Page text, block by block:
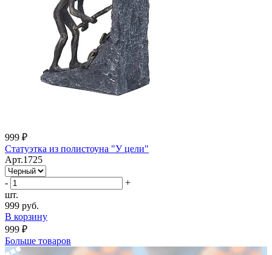
999 ₽
Статуэтка из полистоуна "У цели"
Арт.1725
-
+
шт.
999 руб.
В корзину
999 ₽
Больше товаров